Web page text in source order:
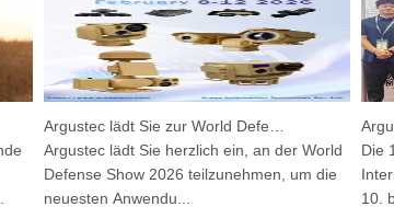
Argustec lädt Sie zur World Defense Show 2026 ein!
Argustec lädt Sie herzlich ein, an der World
Defense Show 2026 teilzunehmen, um die
neuesten Anwendu...
Die 12.
10. bis